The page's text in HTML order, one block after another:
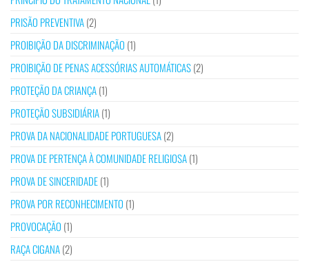
PRISÃO PREVENTIVA(2)
PROIBIÇÃO DA DISCRIMINAÇÃO (1)
PROIBIÇÃO DE PENAS ACESSÓRIAS AUTOMÁTICAS(2)
PROTEÇÃO DA CRIANÇA(1)
PROTEÇÃO SUBSIDIÁRIA(1)
PROVA DA NACIONALIDADE PORTUGUESA(2)
PROVA DE PERTENÇA À COMUNIDADE RELIGIOSA(1)
PROVA DE SINCERIDADE(1)
PROVA POR RECONHECIMENTO (1)
PROVOCAÇÃO (1)
RAÇA CIGANA(2)